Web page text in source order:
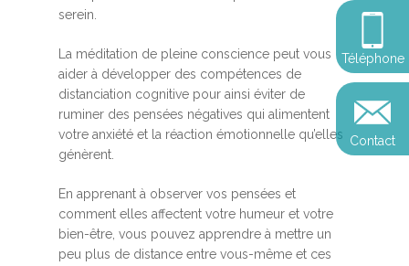
serein.
La méditation de pleine conscience peut vous
aider à développer des compétences de
distanciation cognitive pour ainsi éviter de
ruminer des pensées négatives qui alimentent
votre anxiété et la réaction émotionnelle qu’elles
génèrent.
En apprenant à observer vos pensées et
comment elles affectent votre humeur et votre
bien-être, vous pouvez apprendre à mettre un
peu plus de distance entre vous-même et ces
Téléphone
Contact
Devenir praticien en
de pleine conscience
Révelez votre
Conférences
personnel
Révelez votre
votre impact
Reconversion et
professionnelle
Explorer
et découvrir
Blog
Témoignages
Podcast
Podcast